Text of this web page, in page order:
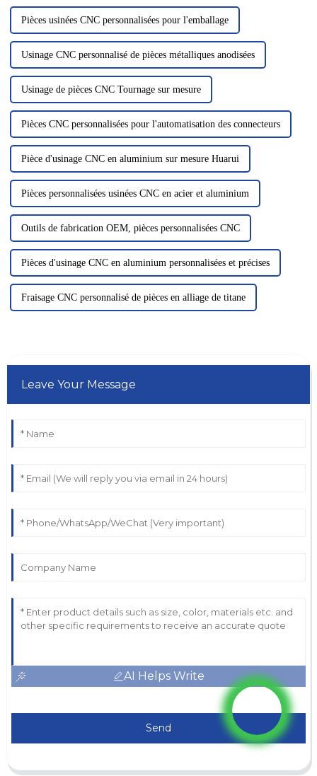
Pièces usinées CNC personnalisées pour l'emballage
Usinage CNC personnalisé de pièces métalliques anodisées
Usinage de pièces CNC Tournage sur mesure
Pièces CNC personnalisées pour l'automatisation des connecteurs
Pièce d'usinage CNC en aluminium sur mesure Huarui
Pièces personnalisées usinées CNC en acier et aluminium
Outils de fabrication OEM, pièces personnalisées CNC
Pièces d'usinage CNC en aluminium personnalisées et précises
Fraisage CNC personnalisé de pièces en alliage de titane
Leave Your Message
AI Helps Write
Send